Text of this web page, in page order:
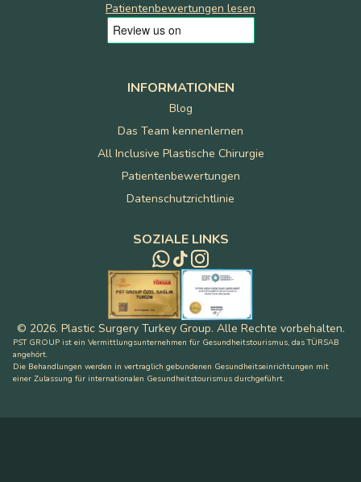
Patientenbewertungen lesen
INFORMATIONEN
Blog
Das Team kennenlernen
All Inclusive Plastische Chirurgie
Patientenbewertungen
Datenschutzrichtlinie
SOZIALE LINKS
© 2026. Plastic Surgery Turkey Group. Alle Rechte vorbehalten.
PST GROUP ist ein Vermittlungsunternehmen für Gesundheitstourismus, das TÜRSAB
angehört.
Die Behandlungen werden in vertraglich gebundenen Gesundheitseinrichtungen mit
einer Zulassung für internationalen Gesundheitstourismus durchgeführt.